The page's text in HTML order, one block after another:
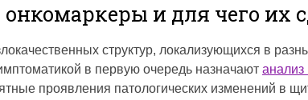
онкомаркеры и для чего их
структур, локализующихся в
в первую очередь назначают анализ
проявления патологических изменений в